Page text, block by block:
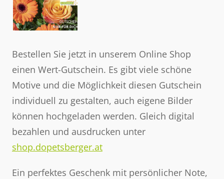
Bestellen Sie jetzt in unserem Online Shop
einen Wert-Gutschein. Es gibt viele schöne
Motive und die Möglichkeit diesen Gutschein
individuell zu gestalten, auch eigene Bilder
können hochgeladen werden. Gleich digital
bezahlen und ausdrucken unter
shop.dopetsberger.at
Ein perfektes Geschenk mit persönlicher Note,